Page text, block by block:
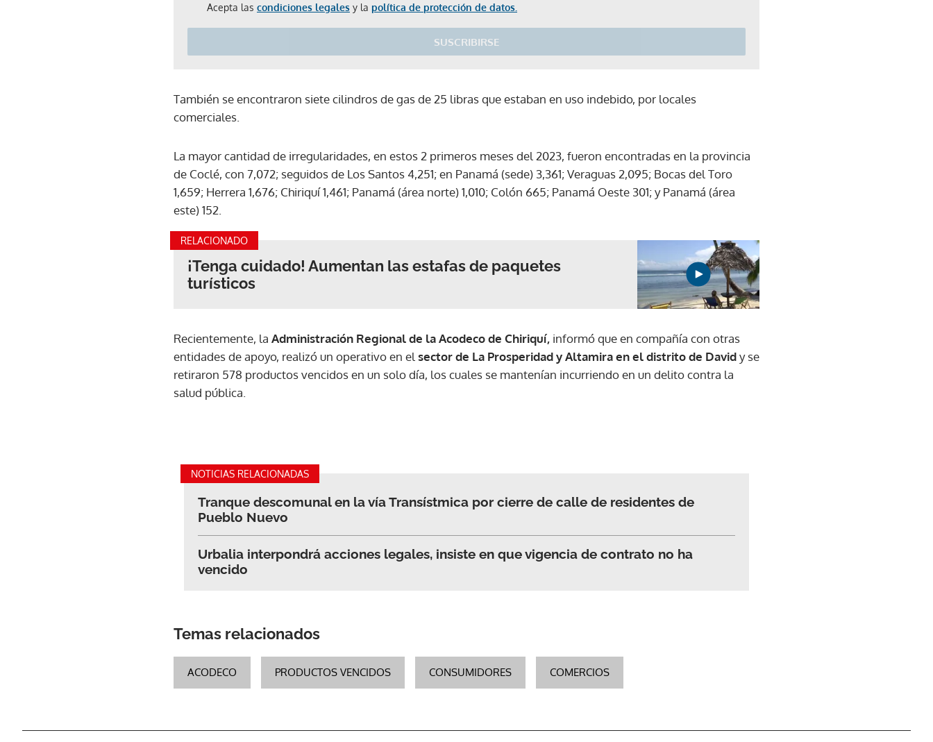
Acepta las condiciones legales y la política de protección de datos.
SUSCRIBIRSE
ACEPTAR
También se encontraron siete cilindros de gas de 25 libras que estaban en uso indebido, por locales
comerciales.
La mayor cantidad de irregularidades, en estos 2 primeros meses del 2023, fueron encontradas en la provincia
de Coclé, con 7,072; seguidos de Los Santos 4,251; en Panamá (sede) 3,361; Veraguas 2,095; Bocas del Toro
1,659; Herrera 1,676; Chiriquí 1,461; Panamá (área norte) 1,010; Colón 665; Panamá Oeste 301; y Panamá (área
este) 152.
RELACIONADO
¡Tenga cuidado! Aumentan las estafas de paquetes
turísticos
Recientemente, la Administración Regional de la Acodeco de Chiriquí, informó que en compañía con otras
entidades de apoyo, realizó un operativo en el sector de La Prosperidad y Altamira en el distrito de Davidy se
retiraron 578 productos vencidos en un solo día, los cuales se mantenían incurriendo en un delito contra la
salud pública.
NOTICIAS RELACIONADAS
Tranque descomunal en la vía Transístmica por cierre de calle de residentes de
Pueblo Nuevo
Urbalia interpondrá acciones legales, insiste en que vigencia de contrato no ha
vencido
Temas relacionados
ACODECO PRODUCTOS VENCIDOS CONSUMIDORES COMERCIOS